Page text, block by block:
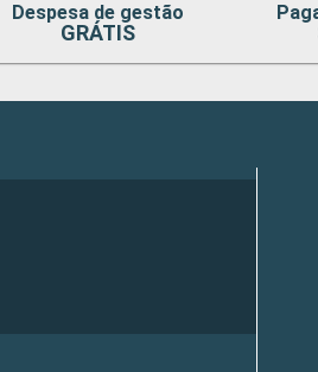
Despesa de gestão
GRÁTIS